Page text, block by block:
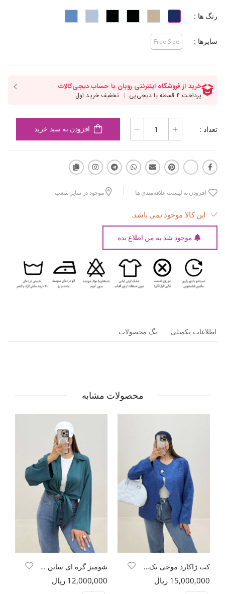
رنگ ها :
سایزها : Free Size
تعداد : افزودن به سبد خرید
افزودن به لیست علاقه‌مندی ها موجود در سایر شعب
این کالا موجود نمی باشد.
موجود شد به من اطلاع بده
اطلاعات تکمیلی تگ محصولات
محصولات مشابه
کت ژاکارد موجی تک دکمه طرح موج
15,000,000 ریال
شومیز گره ای ساتن جولیا
12,000,000 ریال